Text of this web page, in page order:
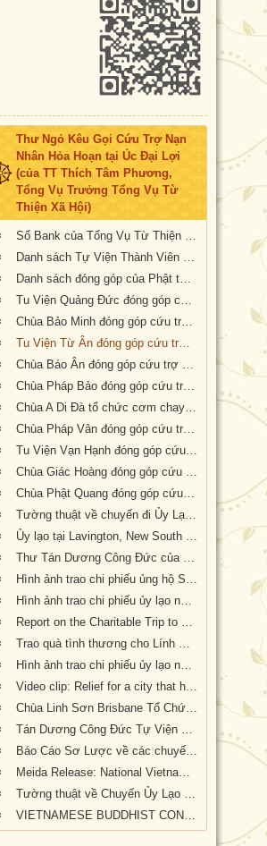
Thư Ngỏ Kêu Gọi Cứu Trợ Nạn
Nhân Hỏa Hoạn tại Úc Đại Lợi
(của TT Thích Tâm Phương,
Tổng Vụ Trưởng Tổng Vụ Từ
Thiện Xã Hội)
Sổ Bank của Tổng Vụ Từ Thiện Xã Hội của Giáo Hội Phật Giáo Việt Nam Thống Nhất Hải Ngoại tại Úc Đại Lợi- Tân Tây Lan
Danh sách Tự Viện Thành Viên Giáo Hội đóng góp cứu trợ nạn nhân hỏa hoạn tại Úc
Danh sách đóng góp của Phật tử Bắc Úc
Tu Viện Quảng Đức đóng góp cứu trợ nạn nhân hỏa hoạn tại Úc Châu
Chùa Bảo Minh đóng góp cứu trợ nạn nhân hỏa hoạn tại Úc
Tu Viện Từ Ân đóng góp cứu trợ nạn nhân hỏa hoạn tại Úc
Chùa Báo Ân đóng góp cứu trợ nạn nhân hỏa hoạn tại Úc
Chùa Pháp Bảo đóng góp cứu trợ nạn nhân hỏa hoạn tại Úc
Chùa A Di Đà tổ chức cơm chay gây quỹ cứu trợ cháy rừng tại Úc châu (19.01.2020) 19/1/2020
Chùa Pháp Vân đóng góp cứu trợ nạn nhân cháy rừng tại Úc Châu
Tu Viện Vạn Hạnh đóng góp cứu trợ nạn nhân cháy rừng tại Úc Châu
Chùa Giác Hoàng đóng góp cứu trợ nạn nhân hỏa hoạn tại Úc Châu
Chùa Phật Quang đóng góp cứu trợ nạn nhân hỏa hoạn tại Úc Châu
Tường thuật về chuyến đi Ủy Lạo Nạn Nhân Hỏa Hoạn tại East Gippsland, VIC và Lavington, NSW
Ủy lạo tại Lavington, New South Wales
Thư Tán Dương Công Đức của Thượng Nghị Sĩ Tiểu Bang Victoria Tiến Sĩ Kiều Tiến Dũng gởi đến Chư Tôn Đức & Tự Viện thành viên Giáo Hội trong công cuộc đóng góp ủy lạo nạn nhân hỏa hoạn tại Úc Châu (Appreciation letters from Dr Kieu Tien Dung, State Member for South-Eastern Metropolitan Region, Victoria, Australia)
Hình ảnh trao chi phiếu ủng hộ Sở Cứu Hỏa tại tiểu bang Queensland, Úc Châu
Hình ảnh trao chi phiếu ủy lạo nạn nhân hỏa hoạn tại tiểu bang New South Wales (đợt 2)
Report on the Charitable Trip to offer Gifts of Loving Kindness to Bushfire Survivors in Victoria, New South Wales and Queensland
Trao quà tình thương cho Lính Cứu Hỏa và các gia đình nạn nhân hỏa hoạn tại Wandandian, New South Wales ngày 12/2/2020
Hình ảnh trao chi phiếu ủy lạo nạn nhân hỏa hoạn tại Queensland đợt 2
Video clip: Relief for a city that has been 73% burnt by the NSW bushfires | Vietnamese Buddhists in Australia
Chùa Linh Sơn Brisbane Tổ Chức Tiệc Chay Gây Quỹ Ủng Hộ Nạn Nhân Hỏa Hoạn Úc Châu (tối Thứ Bảy 15/2/2020)
Tán Dương Công Đức Tự Viện Thành Viên Giáo Hội đã đóng góp tịnh tài giúp đỡ nạn nhân hỏa hoạn tại Úc Châu
Báo Cáo Sơ Lược về các chuyến Ủy lạo Nạn Nhân Hỏa Hoạn tại Úc Châu đầu năm 2020
Meida Release: National Vietnamese Buddhist Congregation Visit KI to give $55,500 to Local Auto Repair Project
Tường thuật về Chuyến Ủy Lạo nạn nhân cháy rừng tại Kangaroo Island, Nam Úc (ngày 24/2/2020)
VIETNAMESE BUDDHIST CONGREGATION KANGAROO ISLAND VISIT